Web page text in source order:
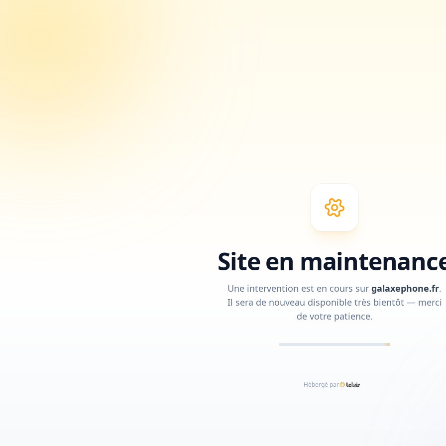
Site en
Une intervention est en cours sur galaxephone.fr.
Il sera de nouveau disponible très bientôt — merci
de votre patience.
Hébergé par